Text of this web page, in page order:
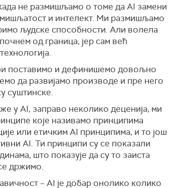
не размишљамо о томе да AI замени
и интелект. Ми размишљамо
људске способности. Али волела
од граница, јер сам већ
поставимо и дефинишемо довољно
да развијамо производе и пре него
суштинске.
у AI, заправо неколико деценија, ми
које називамо принципима
или етичким AI принципима, и то још
AI. Ти принципи су се показали
што показује да су то заиста
држимо.
– AI је добар онолико колико